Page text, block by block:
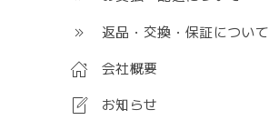
返品・交換・保証について
会社概要
お知らせ